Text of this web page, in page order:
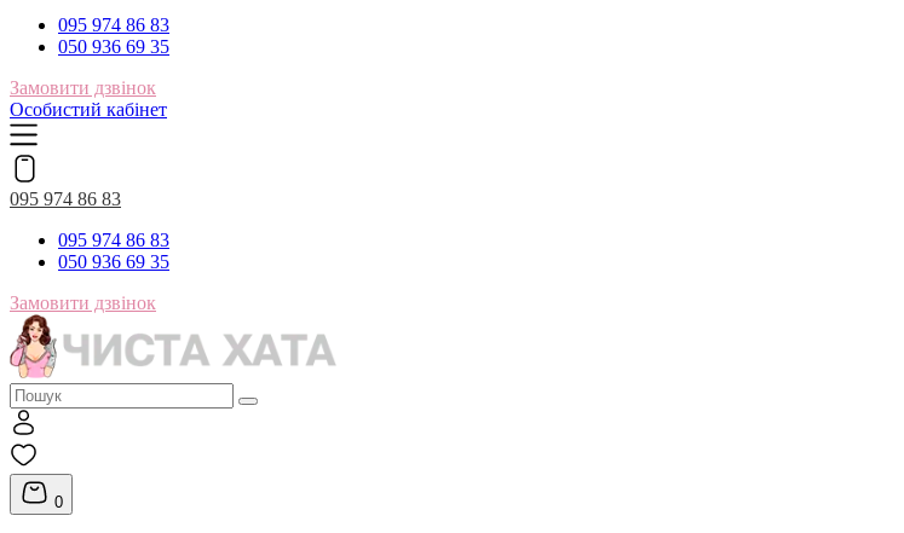
095 974 86 83
050 936 69 35
Замовити дзвінок
Особистий кабінет
095 974 86 83
095 974 86 83
050 936 69 35
Замовити дзвінок
0